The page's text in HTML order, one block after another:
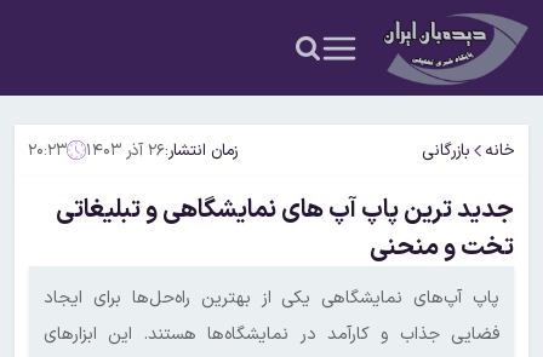
خانه بازرگانی زمان انتشار:۲۶ آذر ۱۴۰۳ ۲۰:۲۳
جدید ترین پاپ آپ های نمایشگاهی و تبلیغاتی
تخت و منحنی
پاپ آپ‌های نمایشگاهی یکی از بهترین راه‌حل‌ها برای ایجاد
فضایی جذاب و کارآمد در نمایشگاه‌ها هستند. این ابزارهای